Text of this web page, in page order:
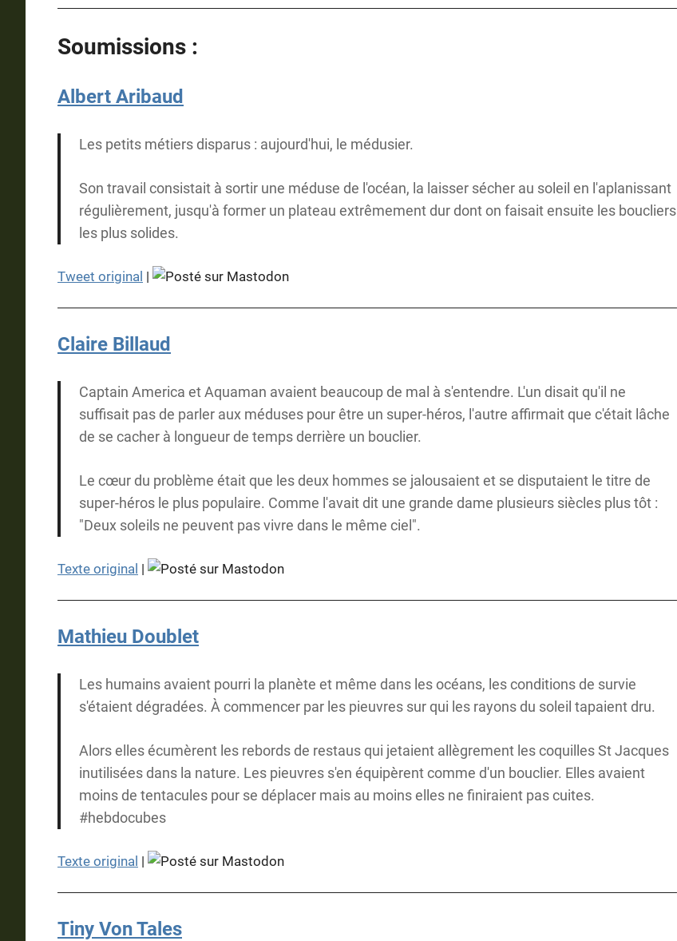
Soumissions :
Albert Aribaud
Les petits métiers disparus : aujourd'hui, le médusier.
Son travail consistait à sortir une méduse de l'océan, la laisser sécher au soleil en l'aplanissant
régulièrement, jusqu'à former un plateau extrêmement dur dont on faisait ensuite les boucliers
les plus solides.
Tweet original |
Claire Billaud
Captain America et Aquaman avaient beaucoup de mal à s'entendre. L'un disait qu'il ne
suffisait pas de parler aux méduses pour être un super-héros, l'autre affirmait que c'était lâche
de se cacher à longueur de temps derrière un bouclier.
Le cœur du problème était que les deux hommes se jalousaient et se disputaient le titre de
super-héros le plus populaire. Comme l'avait dit une grande dame plusieurs siècles plus tôt :
"Deux soleils ne peuvent pas vivre dans le même ciel".
Texte original |
Mathieu Doublet
Les humains avaient pourri la planète et même dans les océans, les conditions de survie
s'étaient dégradées. À commencer par les pieuvres sur qui les rayons du soleil tapaient dru.
Alors elles écumèrent les rebords de restaus qui jetaient allègrement les coquilles St Jacques
inutilisées dans la nature. Les pieuvres s'en équipèrent comme d'un bouclier. Elles avaient
moins de tentacules pour se déplacer mais au moins elles ne finiraient pas cuites.
#hebdocubes
Texte original |
Tiny Von Tales